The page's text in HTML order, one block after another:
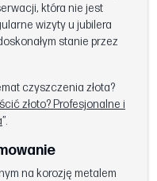
która nie jest
wizyty u jubilera
stanie przez
czyszczenia złota?
złoto? Profesjonalne i
”.
na korozję metalem